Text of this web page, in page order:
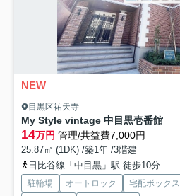
NEW
目黒区祐天寺
My Style vintage 中目黒壱番館
14万円 管理/共益費7,000円
25.87㎡ (1DK) /築1年 /3階建
日比谷線「中目黒」駅 徒歩10分
駐輪場 オートロック 宅配ボックス